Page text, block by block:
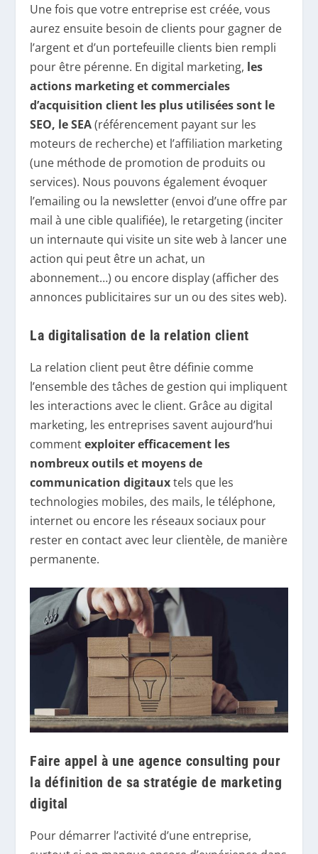
Une fois que votre entreprise est créée, vous
aurez ensuite besoin de clients pour gagner de
l’argent et d’un portefeuille clients bien rempli
pour être pérenne. En digital marketing, les
actions marketing et commerciales
d’acquisition client les plus utilisées sont le
SEO, le SEA(référencement payant sur les
moteurs de recherche) et l’affiliation marketing
(une méthode de promotion de produits ou
services). Nous pouvons également évoquer
l’emailing ou la newsletter (envoi d’une offre par
mail à une cible qualifiée), le retargeting (inciter
un internaute qui visite un site web à lancer une
action qui peut être un achat, un
abonnement…) ou encore display (afficher des
annonces publicitaires sur un ou des sites web).
La digitalisation de la relation client
La relation client peut être définie comme
l’ensemble des tâches de gestion qui impliquent
les interactions avec le client. Grâce au digital
marketing, les entreprises savent aujourd’hui
commentexploiter efficacement les
nombreux outils et moyens de
communication digitauxtels que les
technologies mobiles, des mails, le téléphone,
internet ou encore les réseaux sociaux pour
rester en contact avec leur clientèle, de manière
permanente.
Faire appel à une agence consulting pour
la définition de sa stratégie de marketing
digital
Pour démarrer l’activité d’une entreprise,